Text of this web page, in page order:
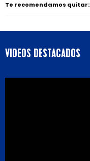
Te recomendamos quitar:
VIDEOS DESTACADOS